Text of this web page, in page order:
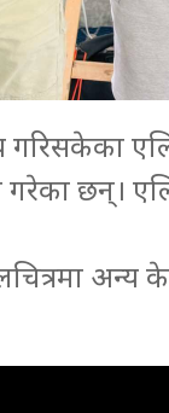
गरिसकेका
छन्।